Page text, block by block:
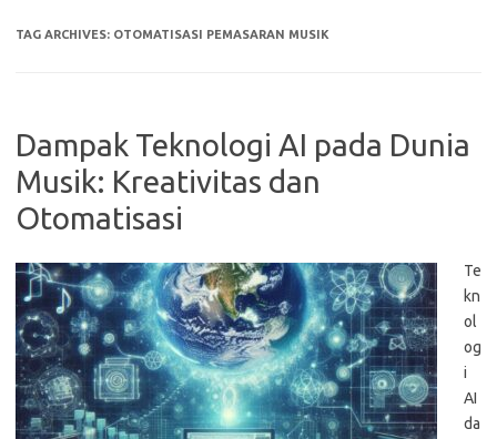
TAG ARCHIVES: OTOMATISASI PEMASARAN MUSIK
Dampak Teknologi AI pada Dunia
Musik: Kreativitas dan
Otomatisasi
Te
kn
ol
og
i
AI
da